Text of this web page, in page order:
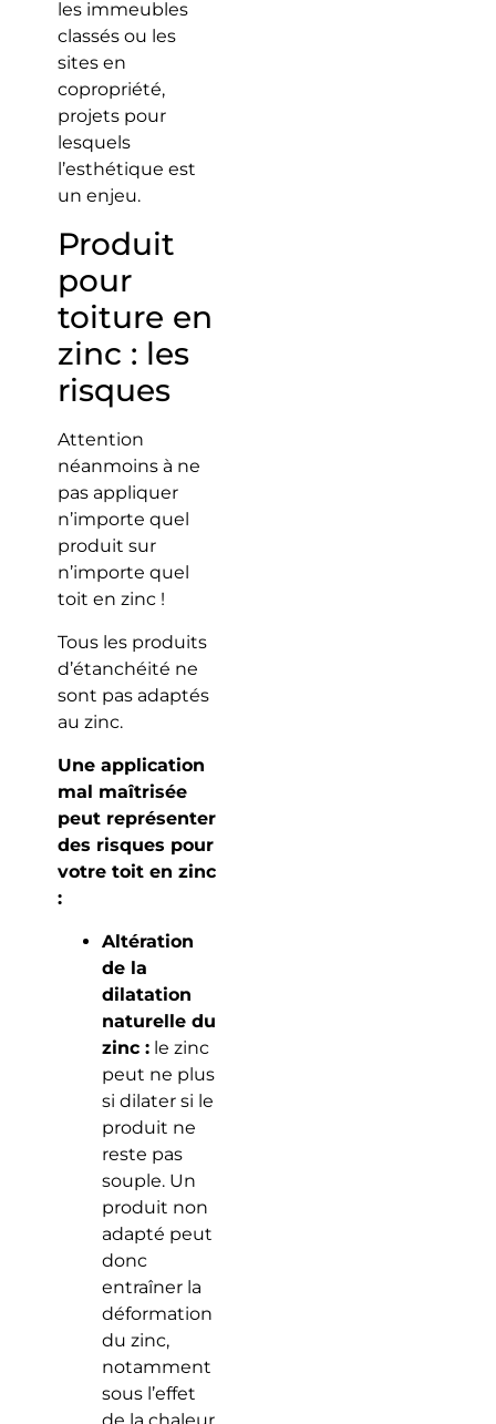
les immeubles
classés ou les
sites en
copropriété,
projets pour
lesquels
l’esthétique est
un enjeu.
Produit
pour
toiture en
zinc : les
risques
Attention
néanmoins à ne
pas appliquer
n’importe quel
produit sur
n’importe quel
toit en zinc !
Tous les produits
d’étanchéité ne
sont pas adaptés
au zinc.
Une application
mal maîtrisée
peut représenter
des risques pour
votre toit en zinc
:
Altération
de la
dilatation
naturelle du
zinc :le zinc
peut ne plus
si dilater si le
produit ne
reste pas
souple. Un
produit non
adapté peut
donc
entraîner la
déformation
du zinc,
notamment
sous l’effet